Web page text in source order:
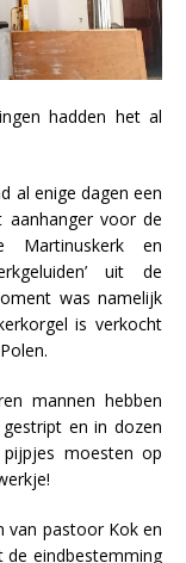
hadden het al
al enige dagen een
voor de
Martinuskerk en
uit de
was namelijk
is verkocht
mannen hebben
en in dozen
moesten op
van pastoor Kok en
de eindbestemming